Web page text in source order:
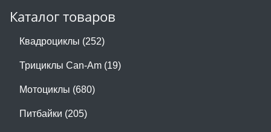
Каталог товаров
Квадроциклы (252)
Трициклы Can-Am (19)
Мотоциклы (680)
Питбайки (205)